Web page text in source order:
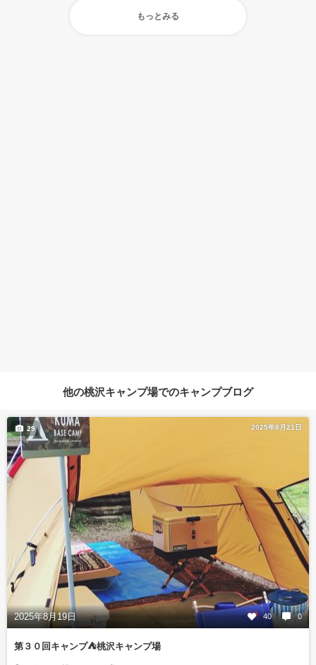
もっとみる
他の桃沢キャンプ場でのキャンプブログ
2025年8月21日
2025年8月19日 40 0
29
第３０回キャンプ⛺️桃沢キャンプ場